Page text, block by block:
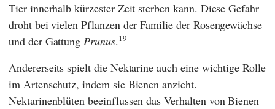
Tier innerhalb kürzester Zeit sterben kann. Diese Gefahr
droht bei vielen Pflanzen der Familie der Rosengewächse
und der GattungPrunus.19
Andererseits spielt die Nektarine auch eine wichtige Rolle
im Artenschutz, indem sie Bienen anzieht.
Nektarinenblüten beeinflussen das Verhalten von Bienen